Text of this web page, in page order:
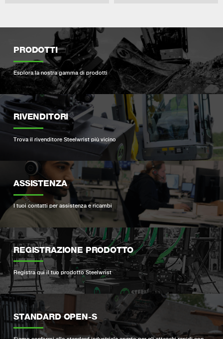
PRODOTTI
Esplora la nostra gamma di prodotti
RIVENDITORI
Trova il rivenditore Steelwrist più vicino
ASSISTENZA
I tuoi contatti per assistenza e ricambi
REGISTRAZIONE PRODOTTO
Registra qui il tuo prodotto Steelwrist
STANDARD OPEN-S